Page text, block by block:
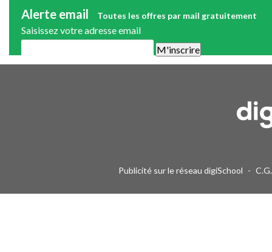
Alerte email Toutes les offres par mail gratuitement
Saisissez votre adresse email
Publicité sur le réseau digiSchool -